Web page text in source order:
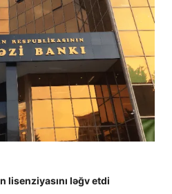
lisenziyasını ləğv etdi